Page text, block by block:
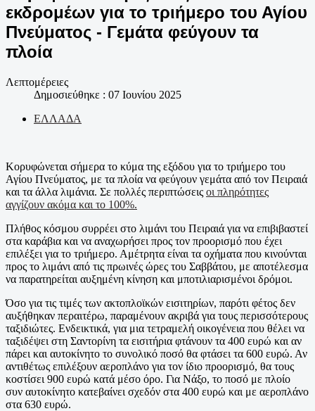
εκδρομέων για το τριήμερο του Αγίου
Πνεύματος - Γεμάτα φεύγουν τα
πλοία
Λεπτομέρειες
Δημοσιεύθηκε : 07 Ιουνίου 2025
ΕΛΛΑΔΑ
Κορυφώνεται σήμερα το κύμα της εξόδου για το τριήμερο του
Αγίου Πνεύματος, με τα πλοία να φεύγουν γεμάτα από τον Πειραιά
και τα άλλα λιμάνια. Σε πολλές περιπτώσεις οι πληρότητες
αγγίζουν ακόμα και το 100%.
Πλήθος κόσμου συρρέει στο λιμάνι του Πειραιά για να επιβιβαστεί
στα καράβια και να αναχωρήσει προς τον προορισμό που έχει
επιλέξει για το τριήμερο. Αμέτρητα είναι τα οχήματα που κινούνται
προς το λιμάνι από τις πρωινές ώρες του Σαββάτου, με αποτέλεσμα
να παρατηρείται αυξημένη κίνηση και μποτιλιαρισμένοι δρόμοι.
Όσο για τις τιμές των ακτοπλοϊκών εισιτηρίων, παρότι φέτος δεν
αυξήθηκαν περαιτέρω, παραμένουν ακριβά για τους περισσότερους
ταξιδιώτες. Ενδεικτικά, για μια τετραμελή οικογένεια που θέλει να
ταξιδέψει στη Σαντορίνη τα εισιτήρια φτάνουν τα 400 ευρώ και αν
πάρει και αυτοκίνητο το συνολικό ποσό θα φτάσει τα 600 ευρώ. Αν
αντιθέτως επιλέξουν αεροπλάνο για τον ίδιο προορισμό, θα τους
κοστίσει 900 ευρώ κατά μέσο όρο. Για Νάξο, το ποσό με πλοίο
συν αυτοκίνητο κατεβαίνει σχεδόν στα 400 ευρώ και με αεροπλάνο
στα 630 ευρώ.